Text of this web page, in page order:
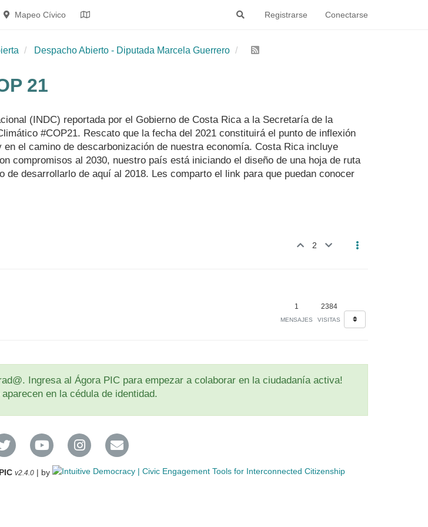
Registrarse Conectarse
Mapeo Cívico
Despacho Abierto - Diputada Marcela Guerrero
21
(INDC) reportada por el Gobierno de Costa Rica a la Secretaría de la
‪#‎COP21‬. Rescato que la fecha del 2021 constituirá el punto de inflexión
el camino de descarbonización de nuestra economía. Costa Rica incluye
compromisos al 2030, nuestro país está iniciando el diseño de una hoja de ruta
desarrollarlo de aquí al 2018. Les comparto el link para que puedan conocer
2
1
MENSAJES
2384
VISITAS
Ingresa al Ágora PIC para empezar a colaborar en la ciudadanía activa!
en la cédula de identidad.
v2.4.0| by